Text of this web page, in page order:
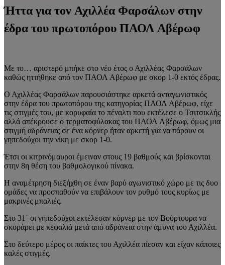
Ήττα για τον Αχιλλέα Φαρσάλων στην
έδρα του πρωτοπόρου ΠΑΟΛ Αβέρωφ
Με το… αριστερό μπήκε στο νέο έτος ο Αχιλλέας Φαρσάλων
καθώς ηττήθηκε από τον ΠΑΟΛ Αβέρωφ με σκορ 1-0 εκτός έδρας.
Ο Αχιλλέας Φαρσάλων παρουσιάστηκε αρκετά ανταγωνιστικός
στην έδρα του πρωτοπόρου της κατηγορίας ΠΑΟΛ Αβέρωφ, είχε
τις στιγμές του, με κορυφαία το πέναλτι που εκτέλεσε ο Τσιτσικλής
αλλά απέκρουσε ο τερματοφύλακας του ΠΑΟΛ Αβέρωφ, όμως μια
στιγμή αδράνειας σε ένα κόρνερ ήταν αρκετή για να πάρουν οι
γηπεδούχοι την νίκη με σκορ 1-0.
Έτσι οι κιτρινόμαυροι έμειναν στους 19 βαθμούς και βρίσκονται
στην 8η θέση του βαθμολογικού πίνακα.
Η αναμέτρηση διεξήχθη σε έναν βαρύ αγωνιστικό χώρο με τις δυο
ομάδες να προσπαθούν να επιβάλουν τον ρυθμό τους κυρίως με
μακρινές μπαλιές.
Στο 31΄ οι γηπεδούχοι εκτέλεσαν κόρνερ με τον Βούρτουρα να
σκοράρει με κεφαλιά μετά από αδράνεια στην άμυνα του Αχιλλέα.
Στο δεύτερο μέρος οι παίκτες του Αχιλλέα πίεσαν και είχαν κάποιες
καλές στιγμές.